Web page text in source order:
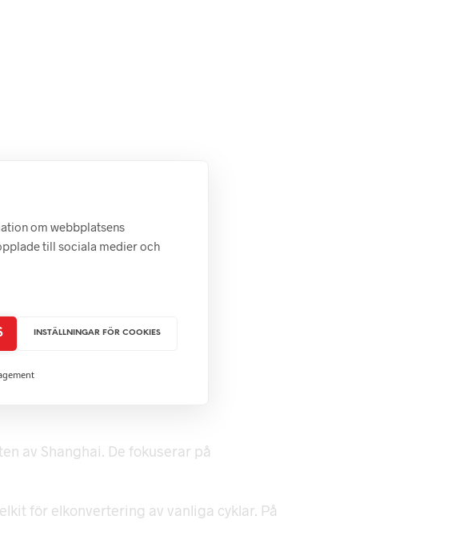
om webbplatsens
till sociala medier och
INSTÄLLNINGAR FÖR COOKIES
500kr
av Shanghai. De fokuserar på
för elkonvertering av vanliga cyklar. På